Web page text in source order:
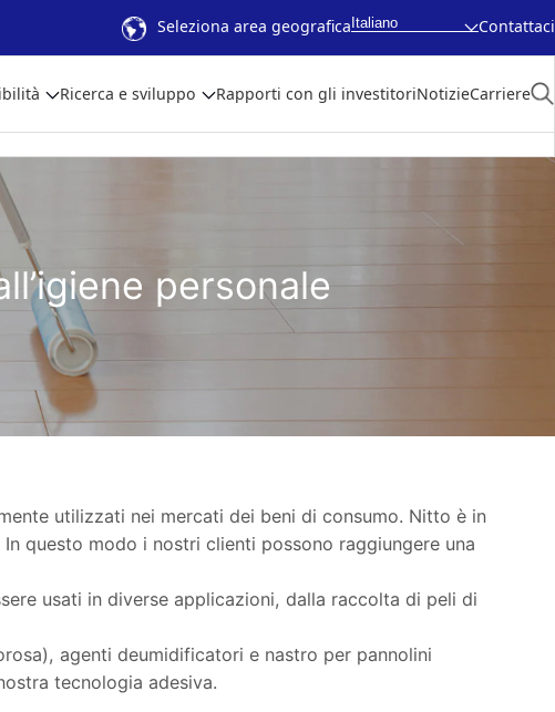
Seleziona area geografica Italiano Contattaci
Ricerca e sviluppo Rapporti con gli investitoriNotizieCarriere
personale
utilizzati nei mercati dei beni di consumo. Nitto è in
questo modo i nostri clienti possono raggiungere una
usati in diverse applicazioni, dalla raccolta di peli di
agenti deumidificatori e nastro per pannolini
tecnologia adesiva.